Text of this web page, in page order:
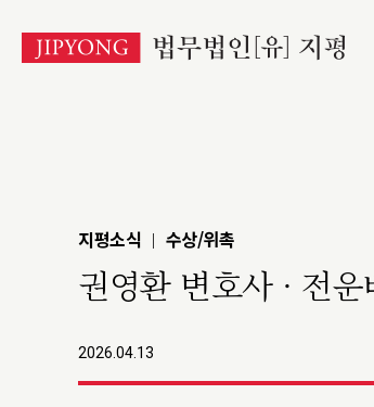
지평소식 | 수상/위촉
권영환 변호사 · 전
2026.04.13